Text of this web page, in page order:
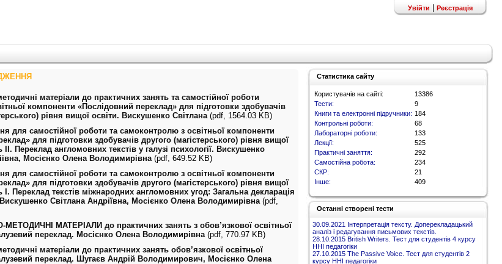
Увійти Реєстрація
матеріали до практичних занять та самостійної роботи
компоненти «Послідовний переклад» для підготовки здобувачів
рівня вищої освіти. Вискушенко Світлана(pdf, 1564.03 KB)
для самостійної роботи та самоконтролю з освітньої компоненти
для підготовки здобувачів другого (магістерського) рівня вищої
Переклад англомовних текстів у галузі психології. Вискушенко
Мосієнко Олена Володимирівна(pdf, 649.52 KB)
для самостійної роботи та самоконтролю з освітньої компоненти
для підготовки здобувачів другого (магістерського) рівня вищої
І. Переклад текстів міжнародних англомовних угод: Загальна декларація
Світлана Андріївна, Мосієнко Олена Володимирівна(pdf,
МЕТОДИЧНІ МАТЕРІАЛИ до практичних занять з обов’язкової освітньої
переклад. Мосієнко Олена Володимирівна(pdf, 770.97 KB)
матеріали до практичних занять обов’язкової освітньої
переклад. Шугаєв Андрій Володимирович, Мосієнко Олена
Статистика сайту
Користувачів на сайті:
13386
Тести:
9
Книги та електронні підручники: 184
Контрольні роботи:
68
Лабораторні роботи:
133
Лекції:
525
Практичні заняття:
292
Самостійна робота:
234
СКР:
21
Інше:
409
Останні створені тести
30.09.2021 Інтерпретація тексту. Доперекладацький
аналіз і редагування письмових текстів.
28.10.2015 British Writers. Тест для студентів 4 курсу
ННІ педагогіки
27.10.2015 The Passive Voice. Тест для студентів 2
курсу ННІ педагогіки